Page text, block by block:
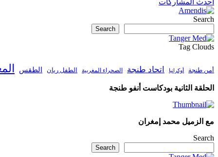
أحدث المشاركات
Search
Search
Tag Clouds
أمن طنجة أوكرانيا اتحاد طنجة الصحراء المغربية الطفل ريان الطقس
الحلقة الثانية بودكاست أنفو طنجة
مع الزميل محمد إمغران
Search
Search